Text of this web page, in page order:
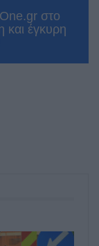
στο
και έγκυρη